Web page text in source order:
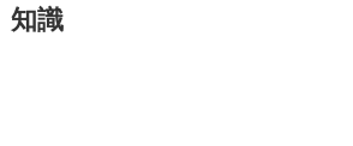
知識